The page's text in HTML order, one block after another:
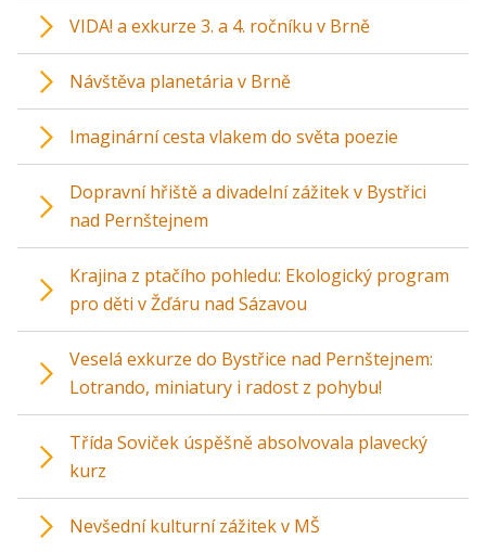
VIDA! a exkurze 3. a 4. ročníku v Brně
Návštěva planetária v Brně
Imaginární cesta vlakem do světa poezie
Dopravní hřiště a divadelní zážitek v Bystřici
nad Pernštejnem
Krajina z ptačího pohledu: Ekologický program
pro děti v Žďáru nad Sázavou
Veselá exkurze do Bystřice nad Pernštejnem:
Lotrando, miniatury i radost z pohybu!
Třída Soviček úspěšně absolvovala plavecký
kurz
Nevšední kulturní zážitek v MŠ